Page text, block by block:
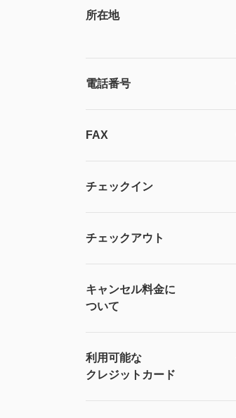
所在地
電話番号
FAX
チェックイン
チェックアウト
キャンセル料金に
ついて
利用可能な
クレジットカード